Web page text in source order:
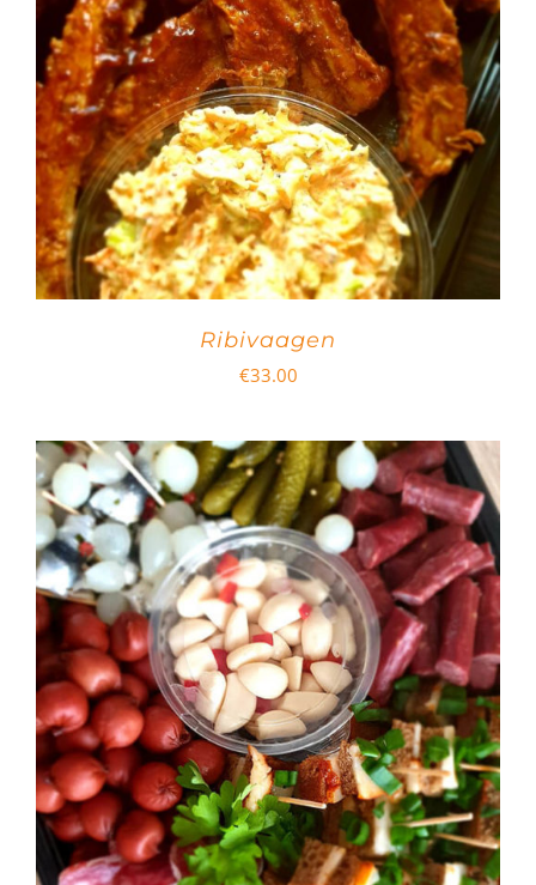
Ribivaagen
€33.00